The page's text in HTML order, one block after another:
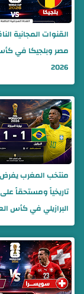
القنوات المجانية
مصر وبلجيكا في
2026
منتخب المغرب
تاريخياً ومستحقاً
البرازيلي في كأس